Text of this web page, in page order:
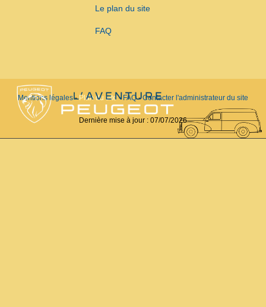
Le plan du site
FAQ
Mentions légales-Plan du site- FAQ-Contacter l'administrateur du site
Dernière mise à jour : 07/07/2026